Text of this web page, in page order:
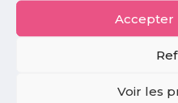
Accepter
Voir les
Permanence d’aide à